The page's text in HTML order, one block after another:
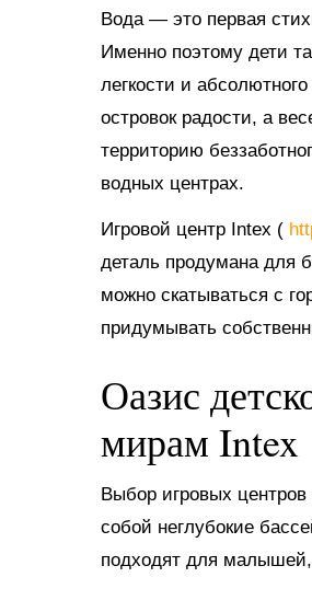
Вода — это первая
Именно поэтому дети
легкости и
островок радости, а
территорию
водных центрах.
Игровой центр Intex (
деталь продумана для
можно скатываться с
придумывать
Оазис
мирам Intex
Выбор игровых
собой неглубокие
подходят для малышей,